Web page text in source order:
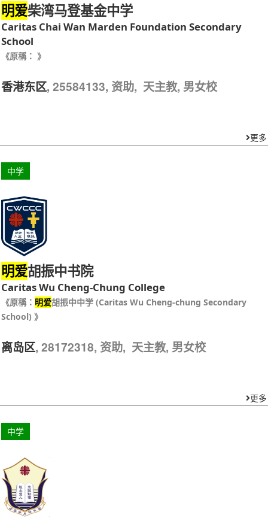
明爱柴湾马登基金中学
Caritas Chai Wan Marden Foundation Secondary
School
《原稱： 》
香港东区, 25584133, 资助, 天主教, 男女校
更多
中学
明爱胡振中书院
Caritas Wu Cheng-Chung College
《原稱： 明爱胡振中中学 (Caritas Wu Cheng-chung Secondary
School) 》
离岛区, 28172318, 资助, 天主教, 男女校
更多
中学